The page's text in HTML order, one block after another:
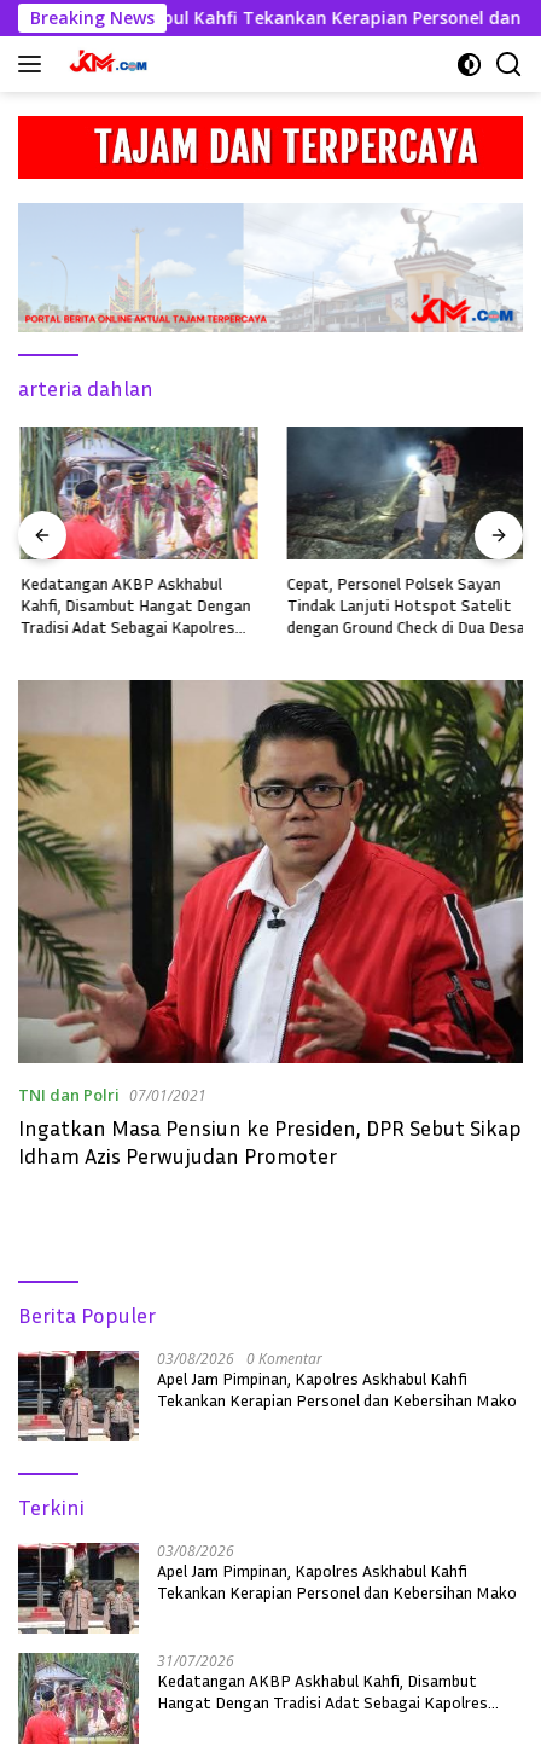
Langsung
ke
konten
Breaking News
Askhabul Kahfi Tekankan Kerapian Personel dan
arteria dahlan
Kedatangan AKBP Askhabul
Kahfi, Disambut Hangat Dengan
Tradisi Adat Sebagai Kapolres
Cepat, Personel Polsek Sayan
Tindak Lanjuti Hotspot Satelit
dengan Ground Check di Dua Desa
TNI dan Polri 07/01/2021
Ingatkan Masa Pensiun ke Presiden, DPR Sebut Sikap
Idham Azis Perwujudan Promoter
Berita Populer
03/08/2026 0 Komentar
Apel Jam Pimpinan, Kapolres Askhabul Kahfi
Tekankan Kerapian Personel dan Kebersihan Mako
Terkini
03/08/2026
Apel Jam Pimpinan, Kapolres Askhabul Kahfi
Tekankan Kerapian Personel dan Kebersihan Mako
31/07/2026
Kedatangan AKBP Askhabul Kahfi, Disambut
Hangat Dengan Tradisi Adat Sebagai Kapolres